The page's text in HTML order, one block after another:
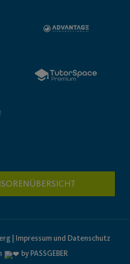
| Impressum und Datenschutz
by PASSGEBER